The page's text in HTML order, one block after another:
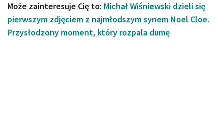
Może zainteresuje Cię to: Michał Wiśniewski dzieli się
pierwszym zdjęciem z najmłodszym synem Noel Cloe.
Przysłodzony moment, który rozpala dumę